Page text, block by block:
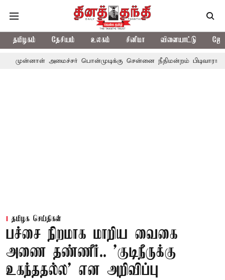
தமிழகம் தேசியம் உலகம் சினிமா விளையாட்டு
அமைச்சர் பொன்முடிக்கு சென்னை நீதிமன்றம் பிடிவாராண்ட்
தமிழக செய்திகள்
பச்சை நிறமாக மாறிய வைகை
அணை தண்ணீர்.. 'குடிநீருக்கு
உகந்ததல்ல' என அறிவிப்பு